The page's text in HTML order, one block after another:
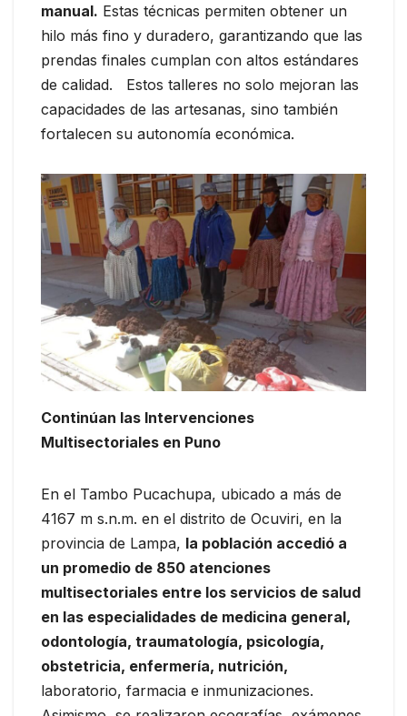
manual. Estas técnicas permiten obtener un
hilo más fino y duradero, garantizando que las
prendas finales cumplan con altos estándares
de calidad. Estos talleres no solo mejoran las
capacidades de las artesanas, sino también
fortalecen su autonomía económica.
Continúan las Intervenciones
Multisectoriales en Puno
En el Tambo Pucachupa, ubicado a más de
4167 m s.n.m. en el distrito de Ocuviri, en la
provincia de Lampa, la población accedió a
un promedio de 850 atenciones
multisectoriales entre los servicios de salud
en las especialidades de medicina general,
odontología, traumatología, psicología,
obstetricia, enfermería, nutrición,
laboratorio, farmacia e inmunizaciones.